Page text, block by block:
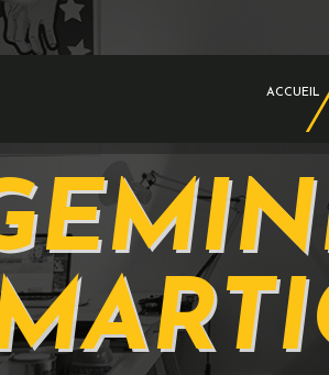
ACCUEIL